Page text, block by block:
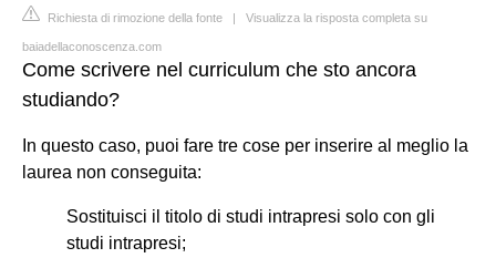
Richiesta di rimozione della fonte | Visualizza la risposta completa su
baiadellaconoscenza.com
Come scrivere nel curriculum che sto ancora
studiando?
In questo caso, puoi fare tre cose per inserire al meglio la
laurea non conseguita:
Sostituisci il titolo di studi intrapresi solo con gli
studi intrapresi;